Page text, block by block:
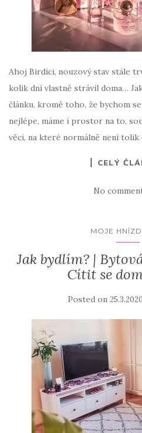
Ahoj Birdíci, nouzový stav stále
kolik dní vlastně strávil doma…
článku, kromě toho, že bychom
nejlépe, máme i prostor na to,
věci, na které normálně není tolik
CELÝ
No
MOJE
Jak bydlím? |
Cítit se
Posted on 25.3.2020